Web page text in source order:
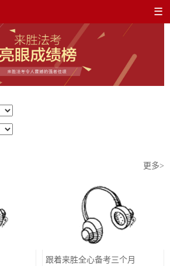
☰
更多>
跟着来胜全心备考三个月